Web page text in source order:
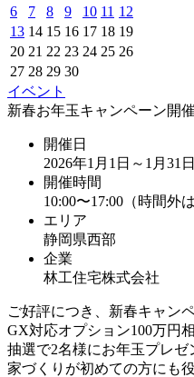
6
7 8 9 10 11 12
13 14 15 16 17 18 19
20 21 22 23 24 25 26
27 28 29 30
イベント
新春お年玉キャンペーン開催
開催日
2026年1月1日～1月31日
開催時間
10:00〜17:00（時間外
エリア
静岡県西部
企業
林工住宅株式会社
ご好評につき、新春キャン
GX対応オプション100万円
抽選で2名様にお年玉プレゼ
家づくりが初めての方にも